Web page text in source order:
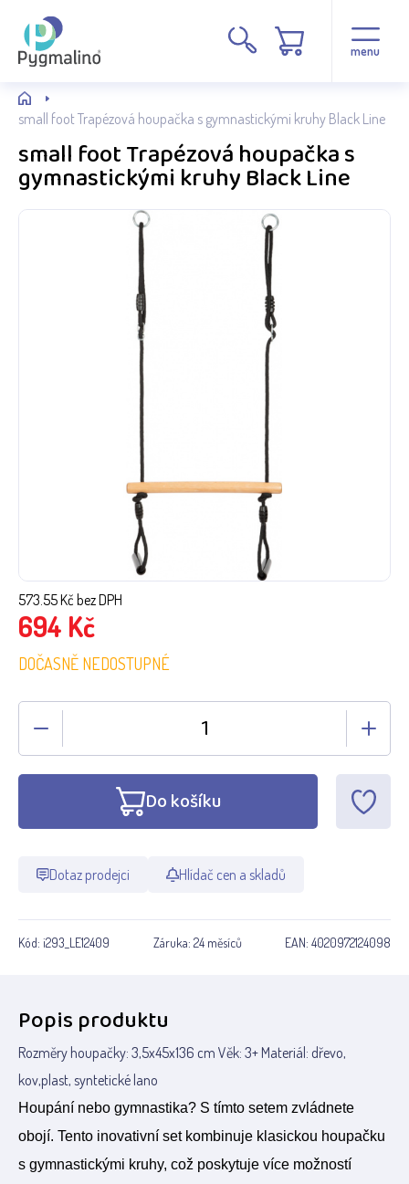
menu
small foot Trapézová houpačka s gymnastickými kruhy Black Line
small foot Trapézová houpačka s
gymnastickými kruhy Black Line
573.55Kč bez DPH
694 Kč
DOČASNĚ NEDOSTUPNÉ
Do košíku
Dotaz prodejci Hlídač cen a skladů
Kód: i293_LE12409 Záruka: 24 měsíců EAN: 4020972124098
Popis produktu
Rozměry houpačky: 3,5x45x136 cm Věk: 3+ Materiál: dřevo,
kov,plast, syntetické lano
Houpání nebo gymnastika? S tímto setem zvládnete
obojí. Tento inovativní set kombinuje klasickou houpačku
s gymnastickými kruhy, což poskytuje více možností